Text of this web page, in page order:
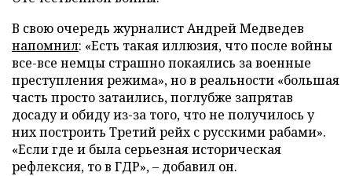
В свою очередь журналист Андрей Медведев
напомнил: «Есть такая иллюзия, что после войны
все-все немцы страшно покаялись за военные
преступления режима», но в реальности «большая
часть просто затаились, поглубже запрятав
досаду и обиду из-за того, что не получилось у
них построить Третий рейх с русскими рабами».
«Если где и была серьезная историческая
рефлексия, то в ГДР», – добавил он.